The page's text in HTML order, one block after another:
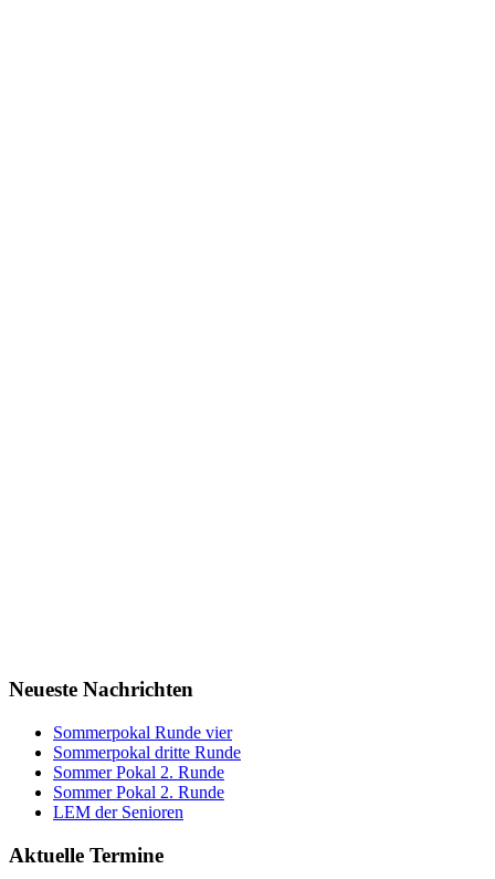
Neueste Nachrichten
Sommerpokal Runde vier
Sommerpokal dritte Runde
Sommer Pokal 2. Runde
Sommer Pokal 2. Runde
LEM der Senioren
Aktuelle Termine